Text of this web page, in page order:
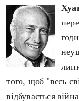
того, щоб "весь
відбувається